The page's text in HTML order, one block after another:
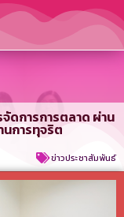
ดการการตลาด ผ่าน
นการทุจริต
ข่าวประชาสัมพันธ์